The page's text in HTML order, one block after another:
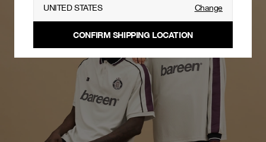
UNITED STATES Change
CONFIRM SHIPPING LOCATION